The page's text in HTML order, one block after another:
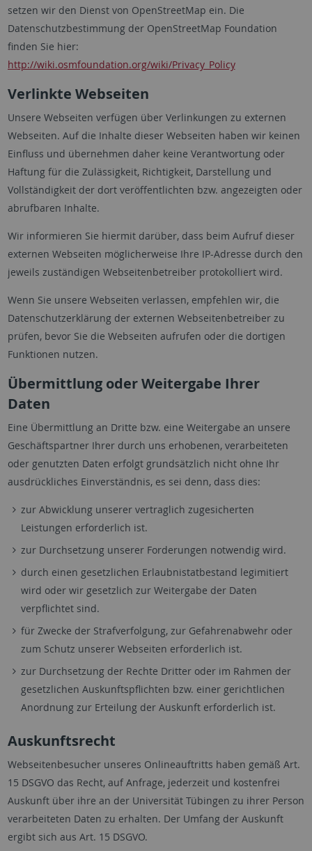
setzen wir den Dienst von OpenStreetMap ein. Die
Datenschutzbestimmung der OpenStreetMap Foundation
finden Sie hier:
http://wiki.osmfoundation.org/wiki/Privacy_Policy
Verlinkte Webseiten
Unsere Webseiten verfügen über Verlinkungen zu externen
Webseiten. Auf die Inhalte dieser Webseiten haben wir keinen
Einfluss und übernehmen daher keine Verantwortung oder
Haftung für die Zulässigkeit, Richtigkeit, Darstellung und
Vollständigkeit der dort veröffentlichten bzw. angezeigten oder
abrufbaren Inhalte.
Wir informieren Sie hiermit darüber, dass beim Aufruf dieser
externen Webseiten möglicherweise Ihre IP-Adresse durch den
jeweils zuständigen Webseitenbetreiber protokolliert wird.
Wenn Sie unsere Webseiten verlassen, empfehlen wir, die
Datenschutzerklärung der externen Webseitenbetreiber zu
prüfen, bevor Sie die Webseiten aufrufen oder die dortigen
Funktionen nutzen.
Übermittlung oder Weitergabe Ihrer
Daten
Eine Übermittlung an Dritte bzw. eine Weitergabe an unsere
Geschäftspartner Ihrer durch uns erhobenen, verarbeiteten
oder genutzten Daten erfolgt grundsätzlich nicht ohne Ihr
ausdrückliches Einverständnis, es sei denn, dass dies:
zur Abwicklung unserer vertraglich zugesicherten
Leistungen erforderlich ist.
zur Durchsetzung unserer Forderungen notwendig wird.
durch einen gesetzlichen Erlaubnistatbestand legimitiert
wird oder wir gesetzlich zur Weitergabe der Daten
verpflichtet sind.
für Zwecke der Strafverfolgung, zur Gefahrenabwehr oder
zum Schutz unserer Webseiten erforderlich ist.
zur Durchsetzung der Rechte Dritter oder im Rahmen der
gesetzlichen Auskunftspflichten bzw. einer gerichtlichen
Anordnung zur Erteilung der Auskunft erforderlich ist.
Auskunftsrecht
Webseitenbesucher unseres Onlineauftritts haben gemäß Art.
15 DSGVO das Recht, auf Anfrage, jederzeit und kostenfrei
Auskunft über ihre an der Universität Tübingen zu ihrer Person
verarbeiteten Daten zu erhalten. Der Umfang der Auskunft
ergibt sich aus Art. 15 DSGVO.